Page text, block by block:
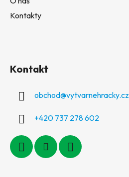
Kontakty
Kontakt
obchod@vytvarnehracky.cz
+420 737 278 602